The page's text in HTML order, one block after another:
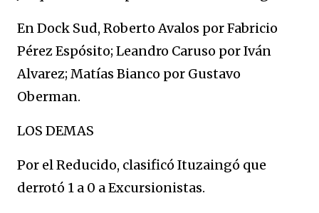
En Dock Sud, Roberto Avalos por Fabricio
Pérez Espósito; Leandro Caruso por Iván
Alvarez; Matías Bianco por Gustavo
Oberman.
LOS DEMAS
Por el Reducido, clasificó Ituzaingó que
derrotó 1 a 0 a Excursionistas.